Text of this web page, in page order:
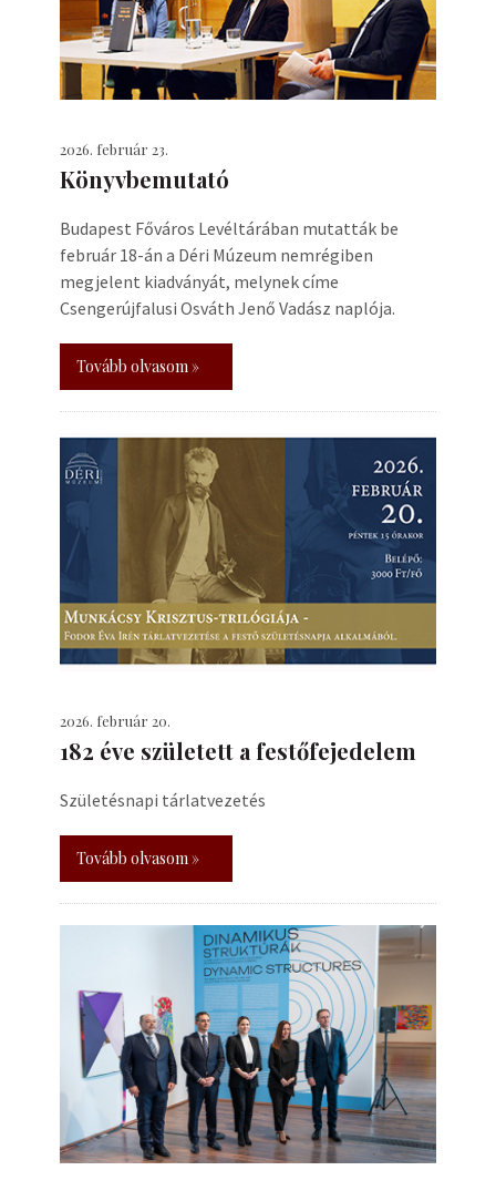
2026. február 23.
Könyvbemutató
Budapest Főváros Levéltárában mutatták be
február 18-án a Déri Múzeum nemrégiben
megjelent kiadványát, melynek címe
Csengerújfalusi Osváth Jenő Vadász naplója.
Tovább olvasom »
2026. február 20.
182 éve született a festőfejedelem
Születésnapi tárlatvezetés
Tovább olvasom »